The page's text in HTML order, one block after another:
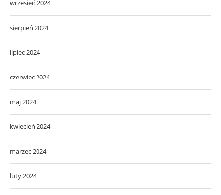
wrzesień 2024
sierpień 2024
lipiec 2024
czerwiec 2024
maj 2024
kwiecień 2024
marzec 2024
luty 2024